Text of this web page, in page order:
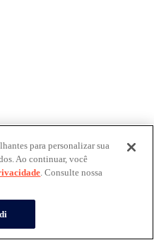
para personalizar sua
Ao continuar, você
. Consulte nossa